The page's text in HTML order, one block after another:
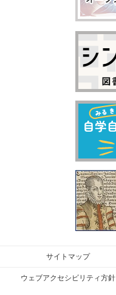
サイトマップ
ウェブアクセシビリティ方針